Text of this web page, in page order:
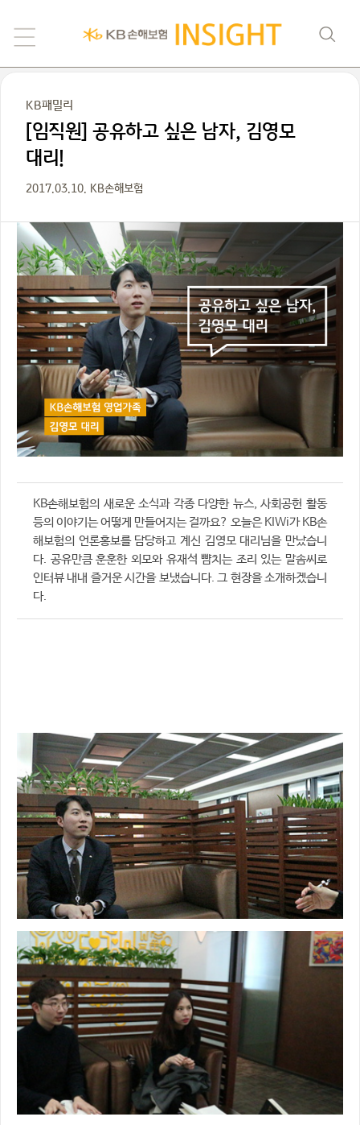
KB패밀리
[임직원] 공유하고 싶은 남자, 김영모
대리!
2017.03.10. KB손해보험
KB손해보험의 새로운 소식과 각종 다양한 뉴스, 사회공헌 활동
등의 이야기는 어떻게 만들어지는 걸까요? 오늘은 KIWi가 KB손
해보험의 언론홍보를 담당하고 계신 김영모 대리님을 만났습니
다. 공유만큼 훈훈한 외모와 유재석 뺨치는 조리 있는 말솜씨로
인터뷰 내내 즐거운 시간을 보냈습니다. 그 현장을 소개하겠습니
다.